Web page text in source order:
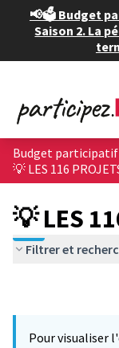
📢🗳️ Budget
Saison 2. La
Budget participatif
💡 LES 116
💡 LES
Filtrer et
Pour visualiser